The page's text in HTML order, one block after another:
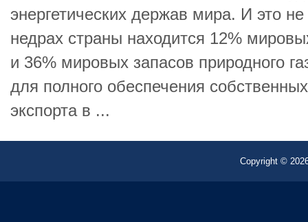
энергетических держав мира. И это
недрах страны находится 12%
и 36% мировых запасов природного
для полного обеспечения
экспорта в ...
Copyright ©